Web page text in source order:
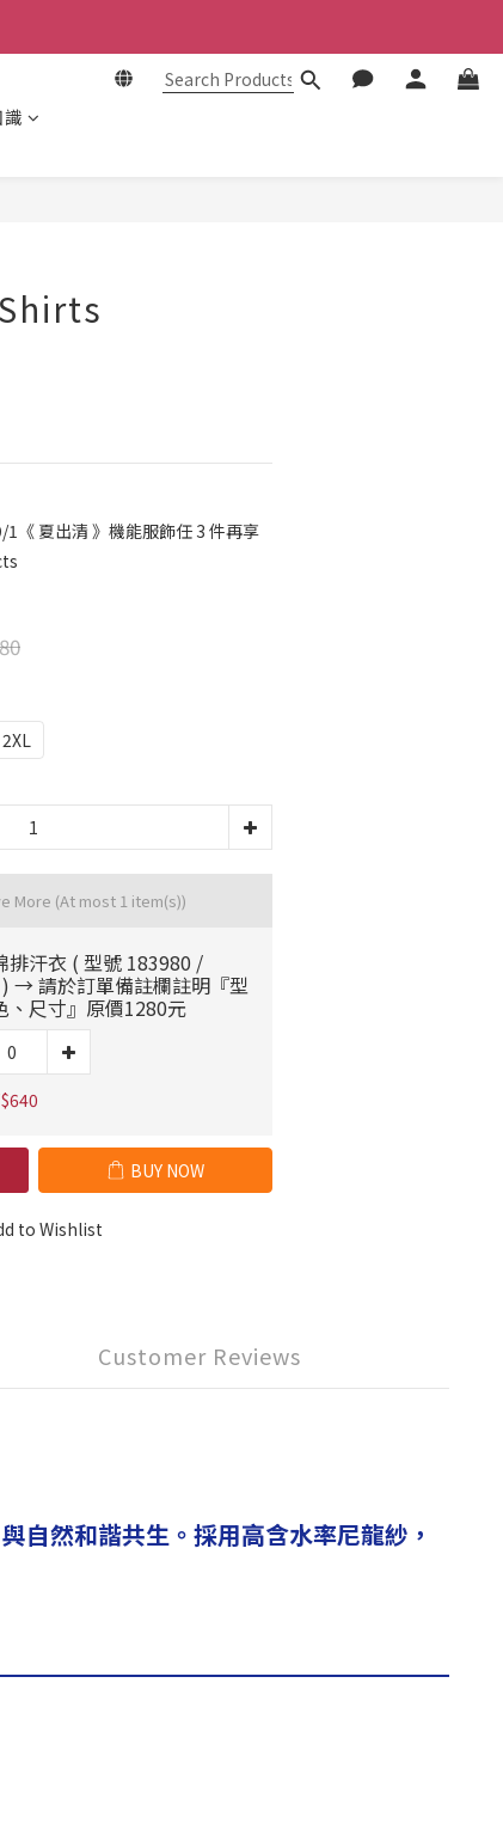
《 夏出清 》機能服飾任 3 件再享
2XL
More (At most 1 item(s))
排汗衣 ( 型號 183980 /
→ 請於訂單備註欄註明『型
、尺寸』原價1280元
BUY NOW
to Wishlist
Customer Reviews
自然和諧共生。採用高含水率尼龍紗，